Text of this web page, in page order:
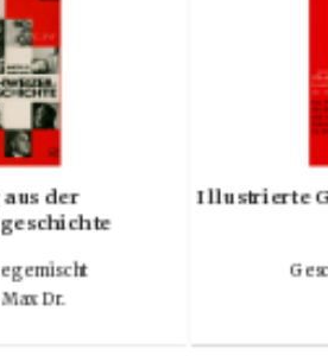
Genossen
gemischt
Sergius
Wir